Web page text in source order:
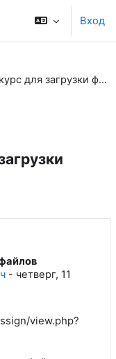
Вход
Прошу открыть курс для загрузки файлов
- четверг, 11
view.php?